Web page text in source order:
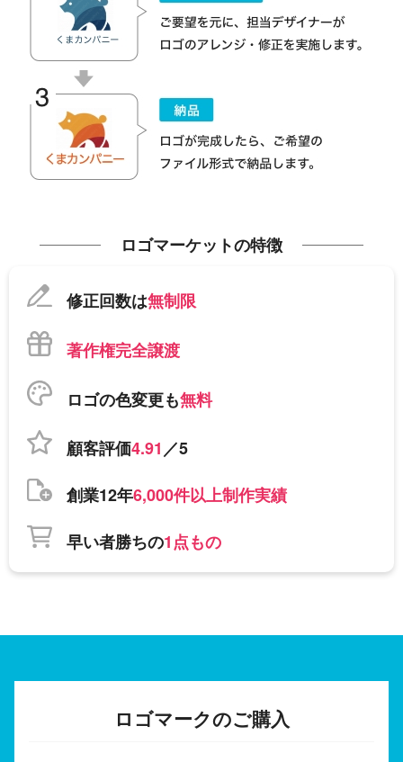
ロゴマーケットの特徴
修正回数は無制限
著作権完全譲渡
ロゴの色変更も無料
顧客評価4.91／5
創業12年6,000件以上制作実績
早い者勝ちの1点もの
ロゴマークのご購入